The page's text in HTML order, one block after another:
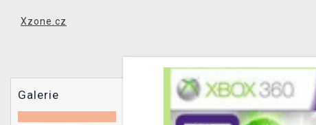
Xzone.cz
Galerie